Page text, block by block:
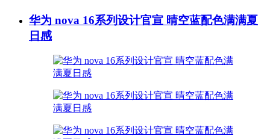
华为 nova 16系列设计官宣 晴空蓝配色满满夏
日感